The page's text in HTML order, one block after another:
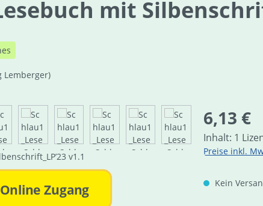
mit
Lemberger)
Online Zugang
Regulärer Preis:
6,13 €
Inhalt: 1
Preise inkl.
Kein